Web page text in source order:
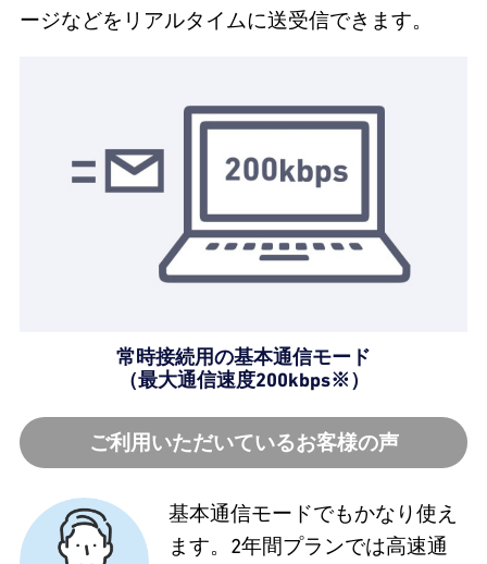
ージなどをリアルタイムに送受信できます。
常時接続用の基本通信モード
（最大通信速度200kbps※）
ご利用いただいているお客様の声
基本通信モードでもかなり使え
ます。2年間プランでは高速通